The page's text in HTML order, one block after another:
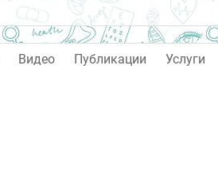
Видео Публикации Услуги